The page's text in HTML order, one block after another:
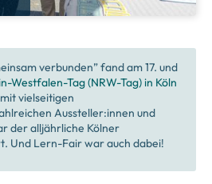
verbunden” fand am 17. und
Westfalen-Tag (NRW-Tag) in Köln
vielseitigen
Aussteller:innen und
der alljährliche Kölner
Und Lern-Fair war auch dabei!